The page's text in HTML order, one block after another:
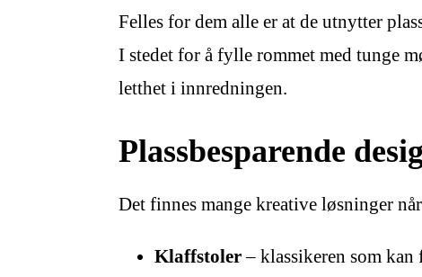
Felles for dem alle er at de utnytter
I stedet for å fylle rommet med tunge
letthet i innredningen.
Plassbesparende
Det finnes mange kreative løsninger
Klaffstoler– klassikeren som kan